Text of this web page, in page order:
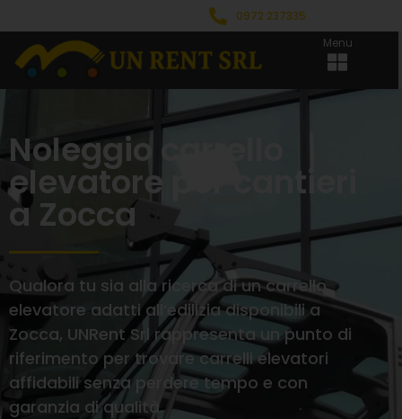
0972 237335
Menu
Noleggio carrello
elevatore per cantieri
a Zocca
Qualora tu sia alla ricerca di un carrello
elevatore adatti all’edilizia disponibili a
Zocca, UNRent Srl rappresenta un punto di
riferimento per trovare carrelli elevatori
affidabili senza perdere tempo e con
garanzia di qualità.